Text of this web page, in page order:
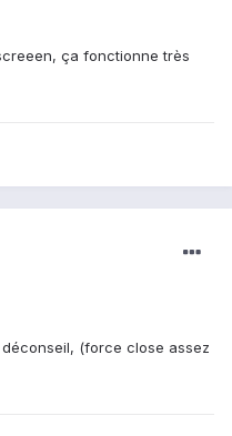
ça fonctionne très
(force close assez